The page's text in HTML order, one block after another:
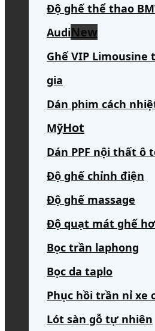
Độ ghế thể thao
Audi
Ghế VIP Limousine
gia
Dán phim cách
Mỹ
Dán PPF nội thất ô
Độ ghế chỉnh điện
Độ ghế massage
Độ quạt mát ghế
Bọc trần laphong
Bọc da taplo
Phục hồi trần nỉ xe
Lót sàn gỗ tự nhiên